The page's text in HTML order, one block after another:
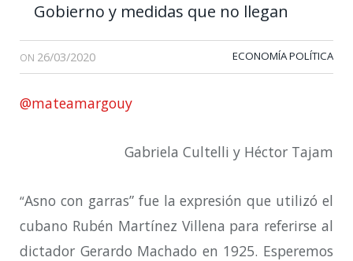
Gobierno y medidas que no llegan
ON 26/03/2020 ECONOMÍA POLÍTICA
@mateamargouy
Gabriela Cultelli y Héctor Tajam
“Asno con garras” fue la expresión que utilizó el
cubano Rubén Martínez Villena para referirse al
dictador Gerardo Machado en 1925. Esperemos